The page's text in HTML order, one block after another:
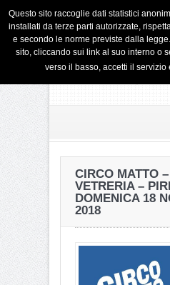
CIRCO MATTO
VETRERIA –
DOMENICA 18
2018
Questo sito raccoglie dati statistici
installati da terze parti autorizzate,
e secondo le norme previste dalla
sito, cliccando sui link al suo interno o
verso il basso, accetti il servizio